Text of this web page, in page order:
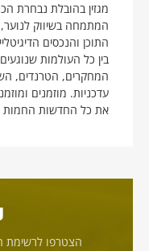
מגזין בהובלת נבחרת
התוכן והנכסים
המחקרים, הטרנדים,
את כל החדשות החמות
הצטרפו לרשימת